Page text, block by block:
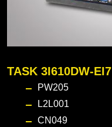
TASK 3I610DW-EI7
PW205
L2L001
CN049